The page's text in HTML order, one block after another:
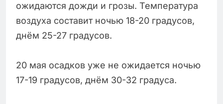
ожидаются дожди и грозы. Температура
воздуха составит ночью 18-20 градусов,
днём 25-27 градусов.
20 мая осадков уже не ожидается ночью
17-19 градусов, днём 30-32 градуса.